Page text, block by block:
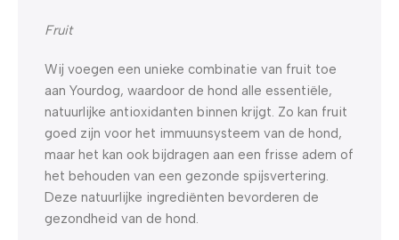
Fruit
Wij voegen een unieke combinatie van fruit toe
aan Yourdog, waardoor de hond alle essentiële,
natuurlijke antioxidanten binnen krijgt. Zo kan fruit
goed zijn voor het immuunsysteem van de hond,
maar het kan ook bijdragen aan een frisse adem of
het behouden van een gezonde spijsvertering.
Deze natuurlijke ingrediënten bevorderen de
gezondheid van de hond.